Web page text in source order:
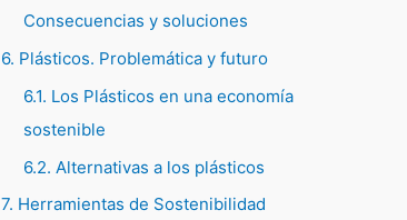
Consecuencias y soluciones
6. Plásticos. Problemática y futuro
6.1. Los Plásticos en una economía
sostenible
6.2. Alternativas a los plásticos
7. Herramientas de Sostenibilidad